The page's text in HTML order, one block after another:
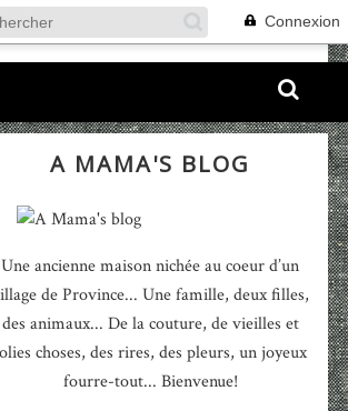
Connexion
A MAMA'S BLOG
Une ancienne maison nichée au coeur d’un
de Province... Une famille, deux filles,
des animaux... De la couture, de vieilles et
choses, des rires, des pleurs, un joyeux
fourre-tout... Bienvenue!